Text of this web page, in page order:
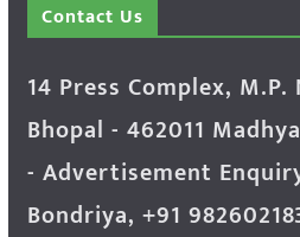
Contact Us
14 Press Complex, M.P.
Bhopal - 462011
- Advertisement
Bondriya, +91